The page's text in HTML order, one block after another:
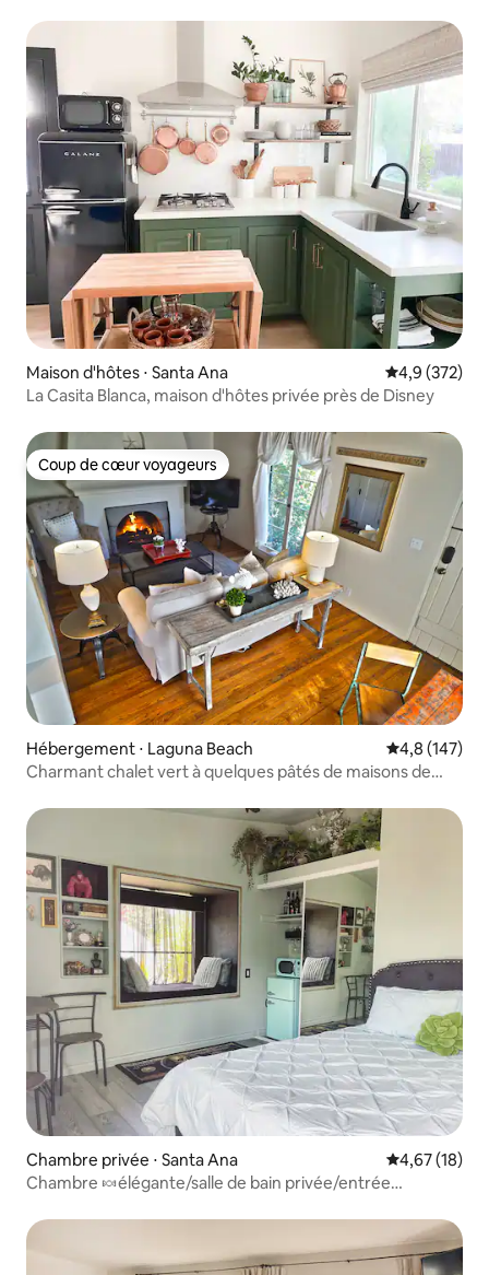
Maison d'hôtes ⋅ Santa Ana Évaluation
4,9 (372)
La Casita Blanca, maison d'hôtes privée près de Disney
Coup de cœur voyageurs
Coup de cœur voyageurs
Hébergement ⋅ Laguna Beach Évaluation
4,8 (147)
Charmant chalet vert à quelques pâtés de maisons de
Chambre privée ⋅ Santa Ana Évaluation
4,67 (18)
Chambre 🍬élégante/salle de bain privée/entrée